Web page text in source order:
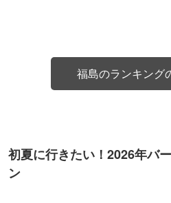
福島のランキング
初夏に行きたい！2026年バ
ン